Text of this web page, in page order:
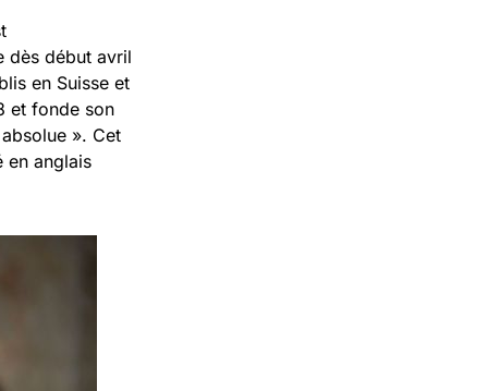
dès début avril
en Suisse et
et fonde son
». Cet
en anglais